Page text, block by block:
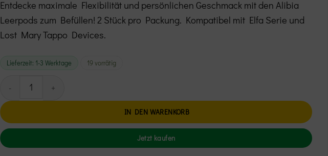
Entdecke maximale Flexibilität und persönlichen Geschmack mit den Alibia
Leerpods zum Befüllen! 2 Stück pro Packung. Kompatibel mit Elfa Serie und
Lost Mary Tappo Devices.
Lieferzeit: 1-3 Werktage 19 vorrätig
IN DEN WARENKORB
Jetzt kaufen
Alternative: